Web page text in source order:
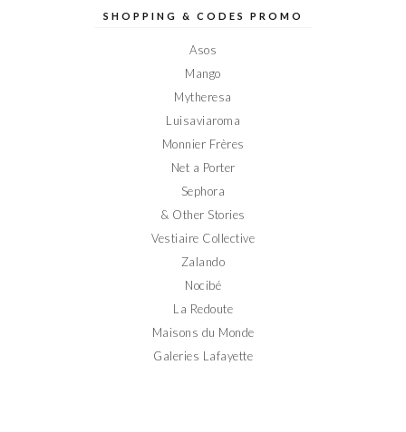
sursur sur sur sur
SHOPPING & CODES PROMO
Asos
Mango
Mytheresa
Luisaviaroma
Monnier Frères
Net a Porter
Sephora
& Other Stories
Vestiaire Collective
Zalando
Nocibé
La Redoute
Maisons du Monde
Galeries Lafayette